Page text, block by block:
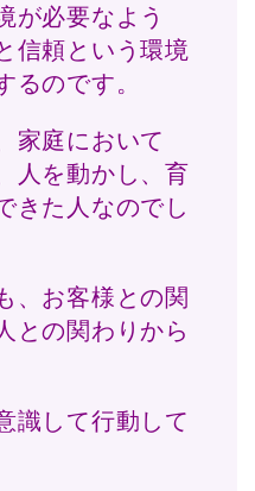
が必要なよう
信頼という環境
るのです。
家庭において
人を動かし、育
きた人なのでし
、お客様との関
との関わりから
識して行動して